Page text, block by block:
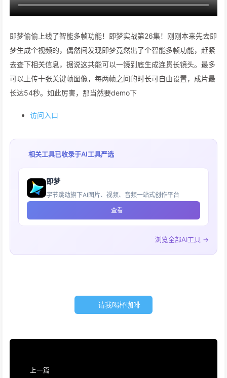
即梦偷偷上线了智能多帧功能！即梦实战第26集！刚刚本来先去即
梦生成个视频的，偶然间发现即梦竟然出了个智能多帧功能，赶紧
去查下相关信息，据说这共能可以一镜到底生成连贯长镜头。最多
可以上传十张关键帧图像，每两帧之间的时长可自由设置，成片最
长达54秒。如此厉害，那当然要demo下
访问入口
相关工具已收录于AI工具严选
即梦
字节跳动旗下AI图片、视频、音频一站式创作平台
查看
浏览全部AI工具 →
请我喝杯咖啡
上一篇